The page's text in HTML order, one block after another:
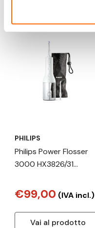
PHILIPS
Philips Power Flosser
3000 HX3826/31
filo
€99,00 (IVA incl.)
Vai al prodotto